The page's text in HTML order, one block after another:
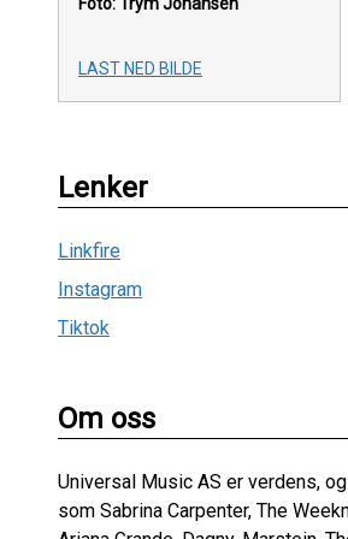
Foto: Trym Johansen
LAST NED BILDE
Lenker
Linkfire
Instagram
Tiktok
Om oss
Universal Music AS er verdens,
som Sabrina Carpenter, The